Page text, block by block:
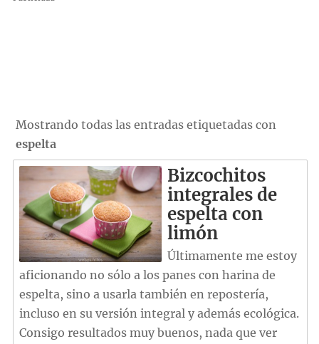
Mostrando todas las entradas etiquetadas con
espelta
Bizcochitos
integrales de
espelta con
limón
Últimamente me estoy
aficionando no sólo a los panes con harina de
espelta, sino a usarla también en repostería,
incluso en su versión integral y además ecológica.
Consigo resultados muy buenos, nada que ver